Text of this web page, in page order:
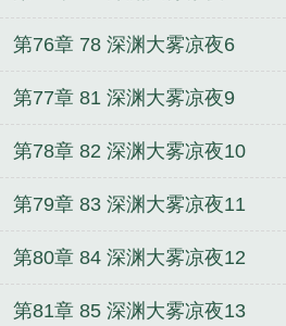
第76章 78 深渊大雾凉夜6
第77章 81 深渊大雾凉夜9
第78章 82 深渊大雾凉夜10
第79章 83 深渊大雾凉夜11
第80章 84 深渊大雾凉夜12
第81章 85 深渊大雾凉夜13